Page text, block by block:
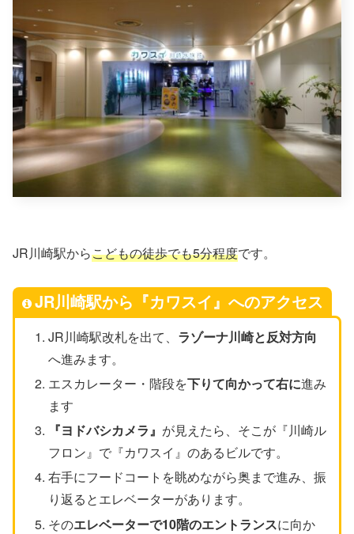
JR川崎駅からこどもの徒歩でも5分程度です。
JR川崎駅から『カワスイ』へのアクセス
JR川崎駅改札を出て、 ラゾーナ川崎と反対方向
へ進みます。
エスカレーター・階段を下りて向かって右に進み
ます
『ヨドバシカメラ』 が見えたら、そこが『川崎ル
フロン』で『カワスイ』のあるビルです。
右手にフードコートを眺めながら奥まで進み、振
り返るとエレベーターがあります。
そのエレベーターで10階のエントランスに向か